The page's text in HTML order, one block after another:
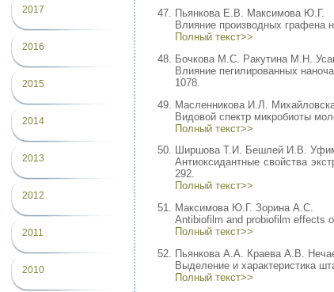
2017
2016
2015
2014
2013
2012
2011
2010
Пьянкова Е.В. Максимова Ю.Г.
Влияние производных графена
Полный текст>>
Бочкова М.С. Ракутина М.Н.
Влияние пегилированных
1078.
Масленникова И.Л.
Видовой спектр микробиоты
Полный текст>>
Ширшова Т.И. Бешлей И.В.
Антиоксидантные свойства
292.
Полный текст>>
Максимова Ю.Г. Зорина А.С.
Antibiofilm and probiofilm effects
Полный текст>>
Пьянкова А.А. Краева А.В.
Выделение и характеристика
Полный текст>>